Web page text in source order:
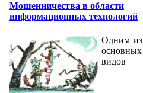
Мошенничества в области
информационных технологий
Одним из
основных
видов